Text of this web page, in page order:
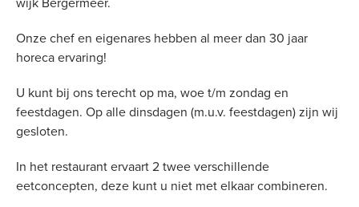
Onze chef en eigenares hebben al meer dan 30 jaar
horeca ervaring!
U kunt bij ons terecht op ma, woe t/m zondag en
feestdagen. Op alle dinsdagen (m.u.v. feestdagen) zijn wij
gesloten.
In het restaurant ervaart 2 twee verschillende
eetconcepten, deze kunt u niet met elkaar combineren.